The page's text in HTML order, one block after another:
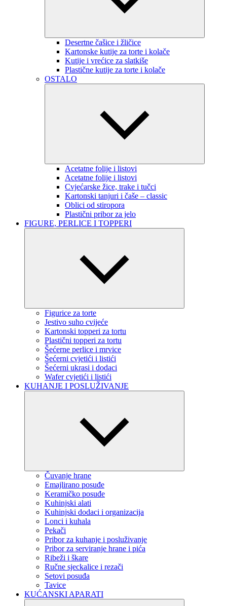
Desertne čašice i žličice
Kartonske kutije za torte i kolače
Kutije i vrećice za slatkiše
Plastične kutije za torte i kolače
OSTALO
Acetatne folije i listovi
Acetatne folije i listovi
Cvjećarske žice, trake i tučci
Kartonski tanjuri i čaše – classic
Oblici od stiropora
Plastični pribor za jelo
FIGURE, PERLICE I TOPPERI
Figurice za torte
Jestivo suho cvijeće
Kartonski topperi za tortu
Plastični topperi za tortu
Šećerne perlice i mrvice
Šećerni cvjetići i listići
Šećerni ukrasi i dodaci
Wafer cvjetići i listići
KUHANJE I POSLUŽIVANJE
Čuvanje hrane
Emajlirano posuđe
Keramičko posuđe
Kuhinjski alati
Kuhinjski dodaci i organizacija
Lonci i kuhala
Pekači
Pribor za kuhanje i posluživanje
Pribor za serviranje hrane i pića
Ribeži i škare
Ručne sjeckalice i rezači
Setovi posuđa
Tavice
KUĆANSKI APARATI